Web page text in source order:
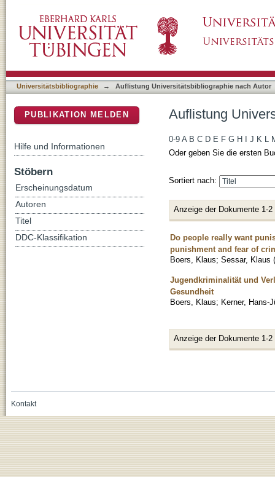
Universitätsbibliographie → Auflistung Universitätsbibliographie nach Autor
Auflistung
0-9 A B C D E F G H J K L
Oder geben Sie die ersten
Sortiert nach:
Anzeige der Dokumente 1-2
Do people really want
punishment and fear of
Boers, Klaus; Sessar, Klaus (
Jugendkriminalität und
Gesundheit
Boers, Klaus; Kerner, Hans-
Anzeige der Dokumente 1-2
PUBLIKATION MELDEN
Hilfe und Informationen
Stöbern
Erscheinungsdatum
Autoren
Titel
DDC-Klassifikation
Kontakt